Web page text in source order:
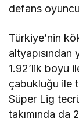
defans
Türkiye’nin
altyapısından
1.92’lik boyu
çabukluğu ile
Süper Lig
takımında da